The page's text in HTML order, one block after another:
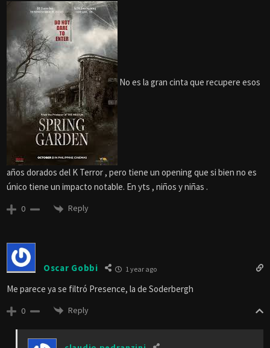
No es la gran cinta que recupere esos
años dorados del K Terror , pero tiene un opening que si bien no es
único tiene un impacto notable. En yts , niños y niñas .
0 Reply
Oscar Gobbi 1 year ago
Me parece ya se filtró Presence, la de Soderbergh
0 Reply